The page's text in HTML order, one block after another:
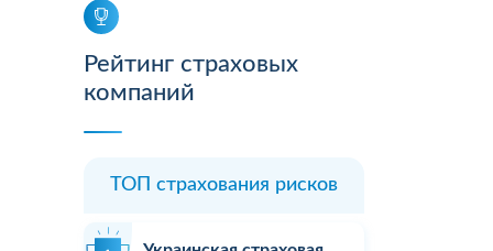
Рейтинг страховых
компаний
ТОП страхования рисков